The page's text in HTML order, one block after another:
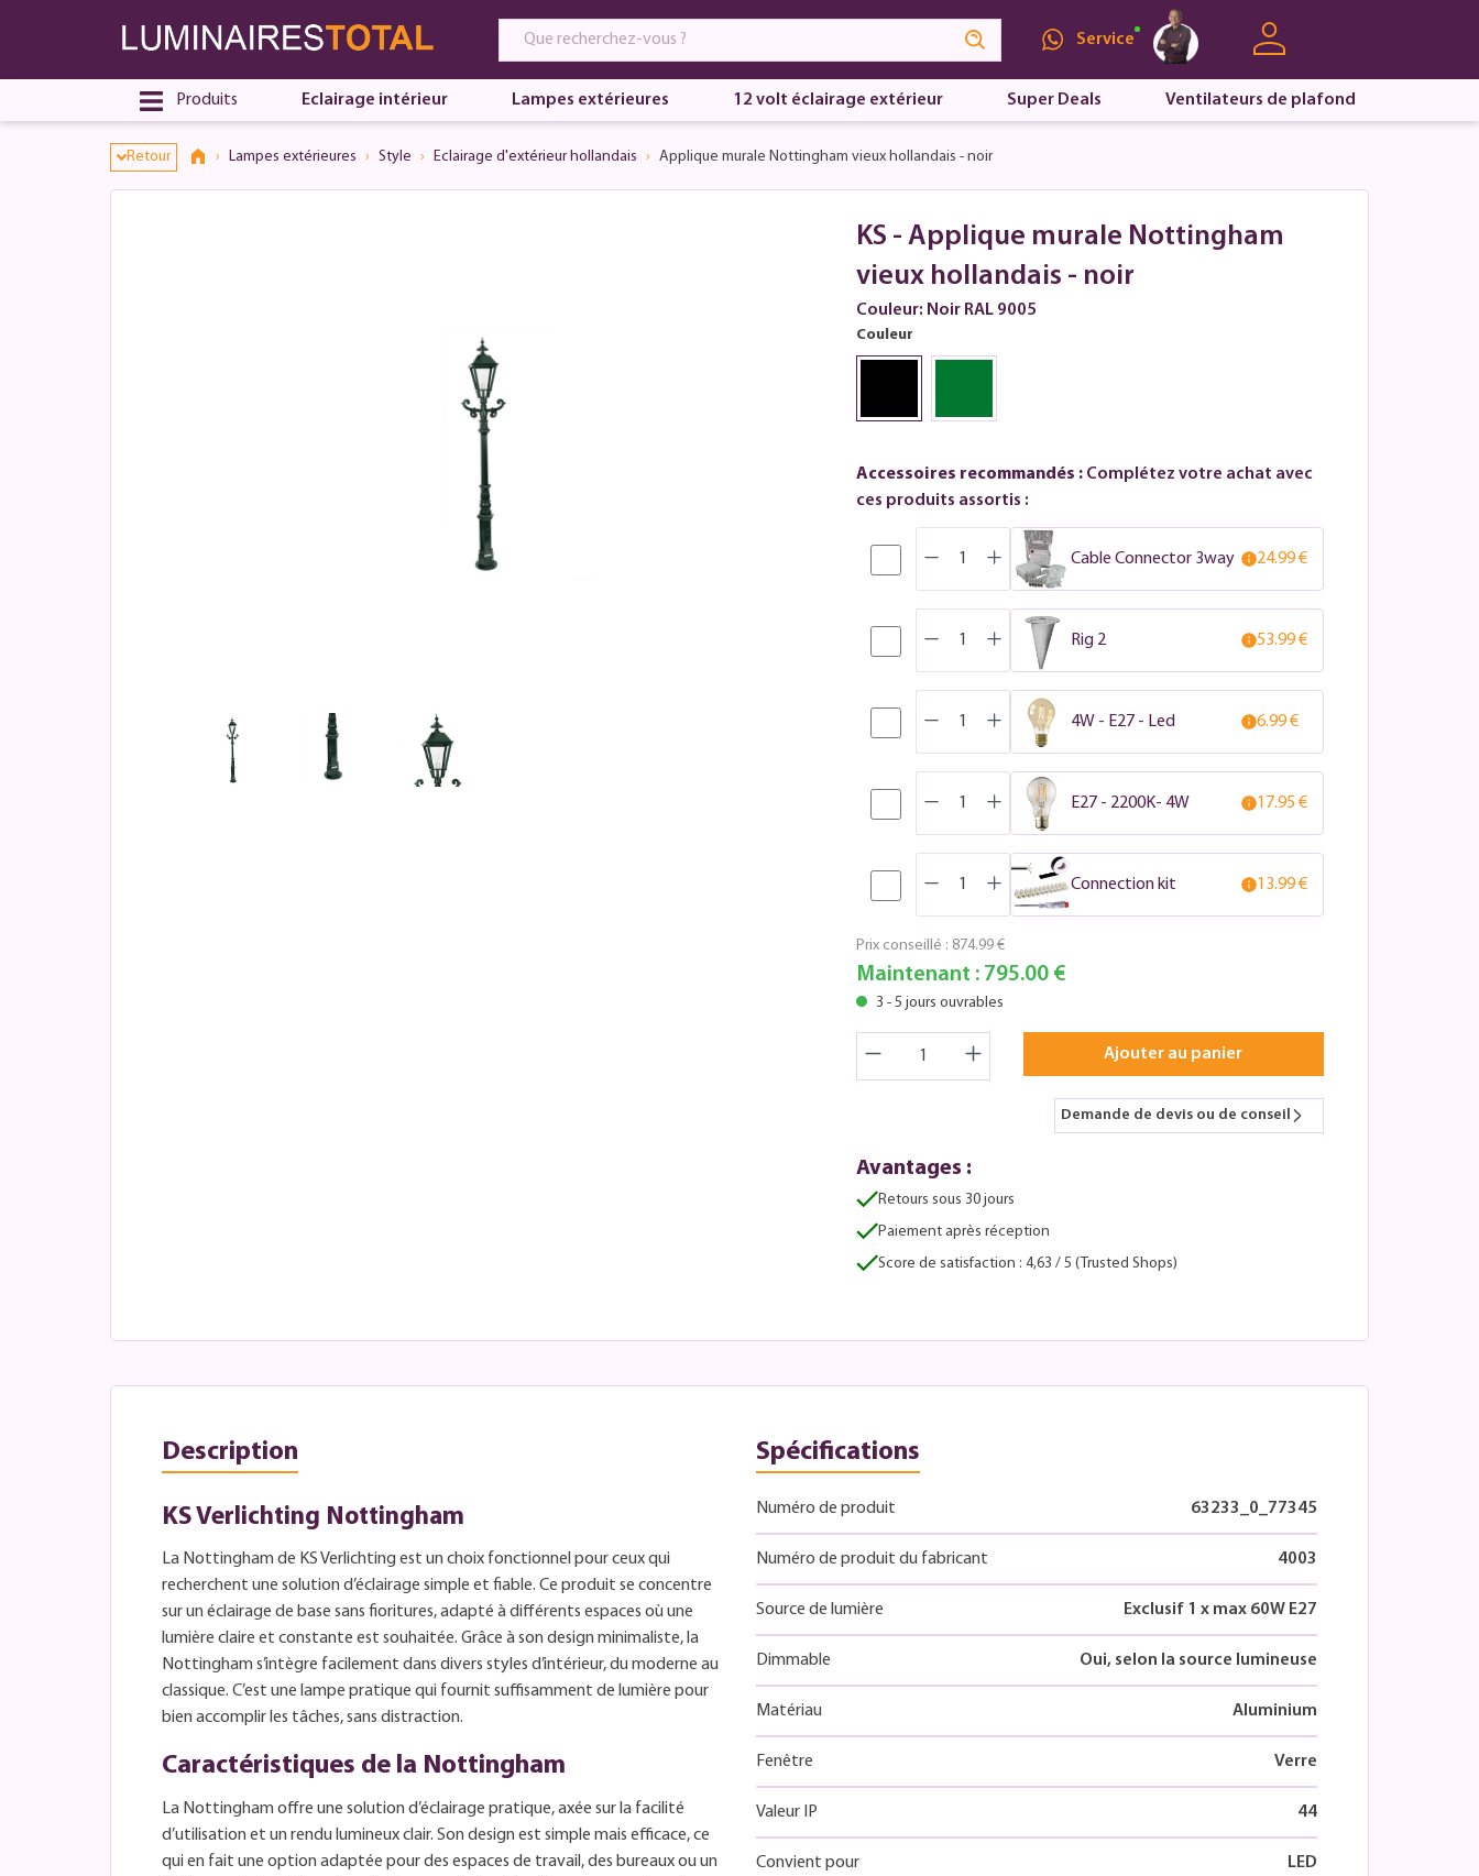
Service
Produits Eclairage intérieur Lampes extérieures 12 volt éclairage extérieur Super Deals Ventilateurs de plafond
Retour Lampes extérieures Style Eclairage d'extérieur hollandais Applique murale Nottingham vieux hollandais - noir
KS - Applique murale Nottingham
vieux hollandais - noir
Couleur: Noir RAL 9005
Couleur
Accessoires recommandés : Complétez votre achat avec
ces produits assortis :
Cable Connector 3way 24.99 €
Rig 2 53.99 €
4W - E27 - Led 6.99 €
E27 - 2200K- 4W 17.95 €
Connection kit 13.99 €
Prix conseillé : 874.99 €
Maintenant : 795.00 €
3 - 5 jours ouvrables
Ajouter au panier
Demande de devis ou de conseil
Avantages :
Retours sous 30 jours
Paiement après réception
Score de satisfaction : 4,63 / 5 (Trusted Shops)
Description
KS Verlichting Nottingham
La Nottingham de KS Verlichting est un choix fonctionnel pour ceux qui
recherchent une solution d’éclairage simple et fiable. Ce produit se concentre
sur un éclairage de base sans fioritures, adapté à différents espaces où une
lumière claire et constante est souhaitée. Grâce à son design minimaliste, la
Nottingham s’intègre facilement dans divers styles d’intérieur, du moderne au
classique. C’est une lampe pratique qui fournit suffisamment de lumière pour
bien accomplir les tâches, sans distraction.
Caractéristiques de la Nottingham
La Nottingham offre une solution d’éclairage pratique, axée sur la facilité
d’utilisation et un rendu lumineux clair. Son design est simple mais efficace, ce
qui en fait une option adaptée pour des espaces de travail, des bureaux ou un
Spécifications
Numéro de produit 63233_0_77345
Numéro de produit du fabricant 4003
Source de lumière Exclusif 1 x max 60W E27
Dimmable Oui, selon la source lumineuse
Matériau Aluminium
Fenêtre Verre
Valeur IP 44
Convient pour LED